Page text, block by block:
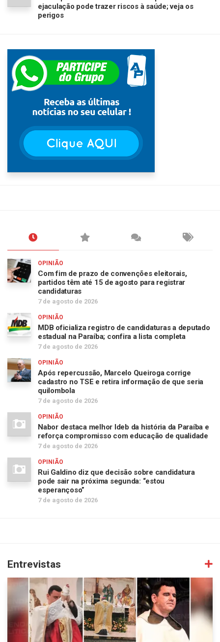
ejaculação pode trazer riscos à saúde; veja os
perigos
OPINIÃO
Com fim de prazo de convenções eleitorais,
partidos têm até 15 de agosto para registrar
candidaturas
7 de agosto de 2026
OPINIÃO
MDB oficializa registro de candidaturas a deputado
estadual na Paraíba; confira a lista completa
7 de agosto de 2026
OPINIÃO
Após repercussão, Marcelo Queiroga corrige
cadastro no TSE e retira informação de que seria
quilombola
7 de agosto de 2026
OPINIÃO
Nabor destaca melhor Ideb da história da Paraíba e
reforça compromisso com educação de qualidade
7 de agosto de 2026
OPINIÃO
Rui Galdino diz que decisão sobre candidatura
pode sair na próxima segunda: “estou
esperançoso”
7 de agosto de 2026
Entrevistas